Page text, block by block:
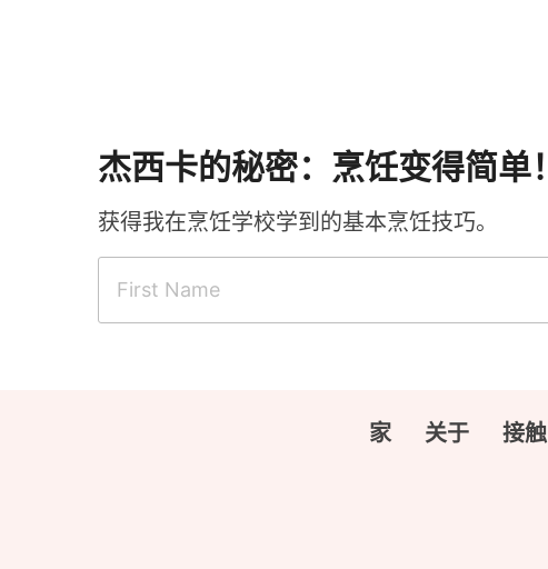
杰西卡的秘密：烹饪变得简单！
获得我在烹饪学校学到的基本烹饪技巧。
家 关于 接触